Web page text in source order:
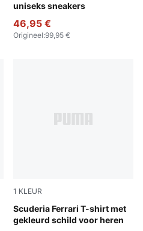
uniseks sneakers
46,95 €
Origineel:99,95 €
1 KLEUR
Scuderia Ferrari T-shirt met
gekleurd schild voor heren
Puma Black